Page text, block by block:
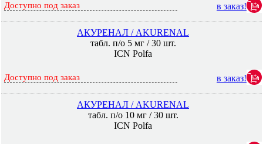
Доступно под заказ в заказ!
АКУРЕНАЛ / AKURENAL
табл. п/о 5 мг / 30 шт.
ICN Polfa
Доступно под заказ в заказ!
АКУРЕНАЛ / AKURENAL
табл. п/о 10 мг / 30 шт.
ICN Polfa